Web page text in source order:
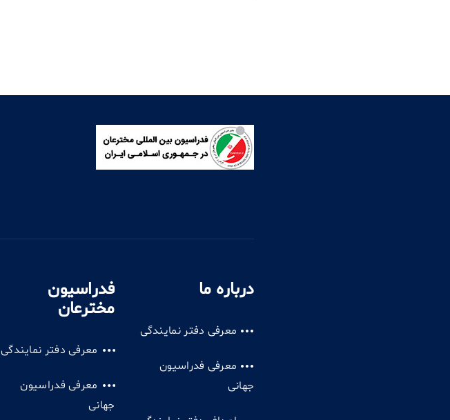
درباره ما
معرفی دفتر نمایندگی
معرفی فدراسیون
جهانی
فدراسیون
مخترعان
معرفی دفتر نمایندگی
معرفی فدراسیون
جهانی